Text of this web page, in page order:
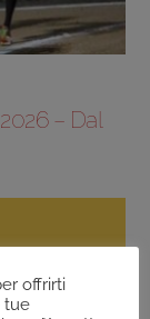
– Dal
offrirti
tue